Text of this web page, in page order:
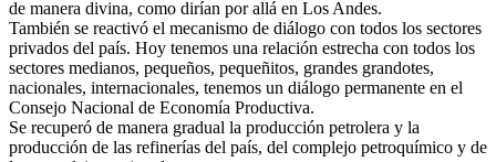
de manera divina, como dirían por allá en Los Andes.
También se reactivó el mecanismo de diálogo con todos los sectores
privados del país. Hoy tenemos una relación estrecha con todos los
sectores medianos, pequeños, pequeñitos, grandes grandotes,
nacionales, internacionales, tenemos un diálogo permanente en el
Consejo Nacional de Economía Productiva.
Se recuperó de manera gradual la producción petrolera y la
producción de las refinerías del país, del complejo petroquímico y de